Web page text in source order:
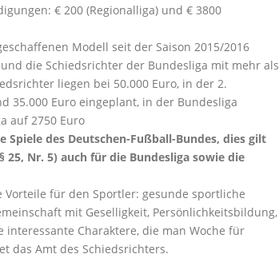
€ 200 (Regionalliga) und € 3800
Modell seit der Saison 2015/2016
die Schiedsrichter der Bundesliga mit mehr als
liegen bei 50.000 Euro, in der 2.
35.000 Euro eingeplant, in der Bundesliga
auf 2750 Euro
des Deutschen-Fußball-Bundes, dies gilt
Nr. 5) auch für die Bundesliga sowie die
für den Sportler: gesunde sportliche
mit Geselligkeit, Persönlichkeitsbildung,
interessante Charaktere, die man Woche für
das Amt des Schiedsrichters.